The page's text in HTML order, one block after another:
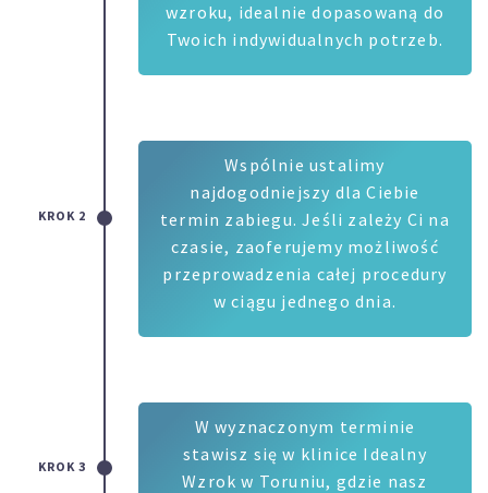
wzroku, idealnie dopasowaną do
Twoich indywidualnych potrzeb.
KROK 2
Wspólnie ustalimy
najdogodniejszy dla Ciebie
termin zabiegu. Jeśli zależy Ci na
czasie, zaoferujemy możliwość
przeprowadzenia całej procedury
w ciągu jednego dnia.
KROK 3
W wyznaczonym terminie
stawisz się w klinice Idealny
Wzrok w Toruniu, gdzie nasz